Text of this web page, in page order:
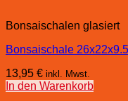
Bonsaischalen glasiert
Bonsaischale
13,95 € inkl. Mwst.
In den Warenkorb